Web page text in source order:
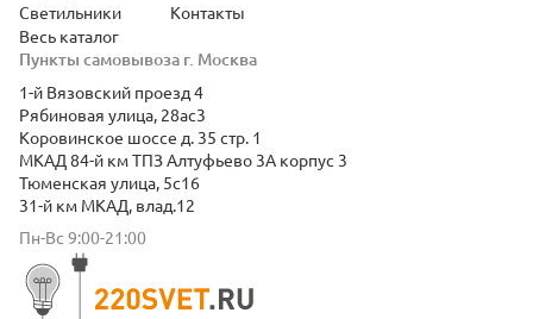
Пункты самовывоза г. Москва
1-й Вязовский проезд 4
Рябиновая улица, 28ас3
Коровинское шоссе д. 35 стр. 1
МКАД 84-й км ТПЗ Алтуфьево 3А корпус 3
Тюменская улица, 5с16
31-й км МКАД, влад.12
Пн-Вс 9:00-21:00
Светильники
Весь каталог
Контакты